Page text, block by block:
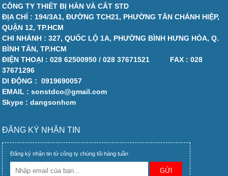
CÔNG TY THIẾT BỊ HÀN VÀ CẮT STD
ĐỊA CHỈ : 194/3A1, ĐƯỜNG TCH21, PHƯỜNG TÂN CHÁNH HIỆP,
QUẬN 12, TP.HCM
CHI NHÁNH : 327, QUỐC LỘ 1A, PHƯỜNG BÌNH HƯNG HÒA, Q.
BÌNH TÂN, TP.HCM
ĐIỆN THOẠI :028 62500950 / 028 37671521 FAX :028
37671296
DI ĐỘNG :0919690057
EMAIL : sonstdco@gmail.com
Skype : dangsonhcm
ĐĂNG KÝ NHẬN TIN
Đăng ký nhận tin từ công ty chúng tôi hàng tuần